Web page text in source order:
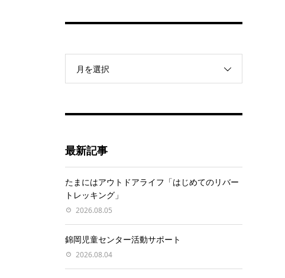
月を選択
最新記事
たまにはアウトドアライフ「はじめてのリバー
トレッキング」
2026.08.05
錦岡児童センター活動サポート
2026.08.04